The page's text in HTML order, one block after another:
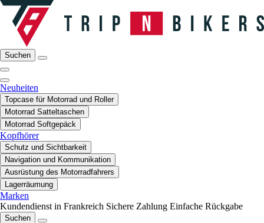
Suchen
Neuheiten
Topcase für Motorrad und Roller
Motorrad Satteltaschen
Motorrad Softgepäck
Kopfhörer
Schutz und Sichtbarkeit
Navigation und Kommunikation
Ausrüstung des Motorradfahrers
Lagerräumung
Marken
Kundendienst in Frankreich Sichere Zahlung Einfache Rückgabe
Suchen